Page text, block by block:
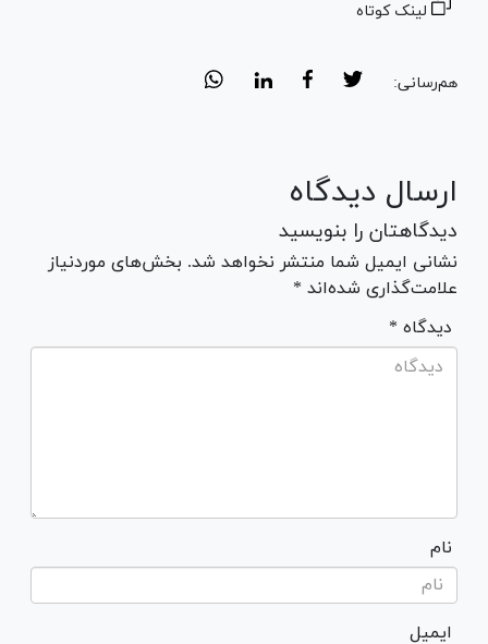
لینک کوتاه
هم‌رسانی:
ارسال دیدگاه
دیدگاهتان را بنویسید
نشانی ایمیل شما منتشر نخواهد شد. بخش‌های موردنیاز
علامت‌گذاری شده‌اند *
* دیدگاه
نام
ایمیل